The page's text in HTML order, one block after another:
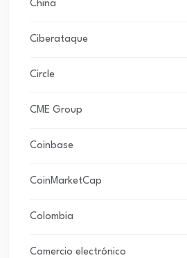
China
Ciberataque
Circle
CME Group
Coinbase
CoinMarketCap
Colombia
Comercio electrónico